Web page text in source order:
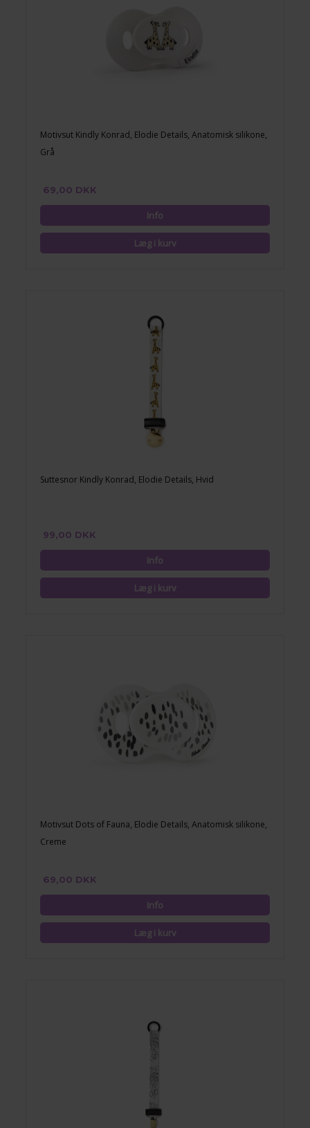
Motivsut Kindly Konrad, Elodie Details, Anatomisk silikone,
Grå
69,00 DKK
Suttesnor Kindly Konrad, Elodie Details, Hvid
99,00 DKK
Motivsut Dots of Fauna, Elodie Details, Anatomisk silikone,
Creme
69,00 DKK